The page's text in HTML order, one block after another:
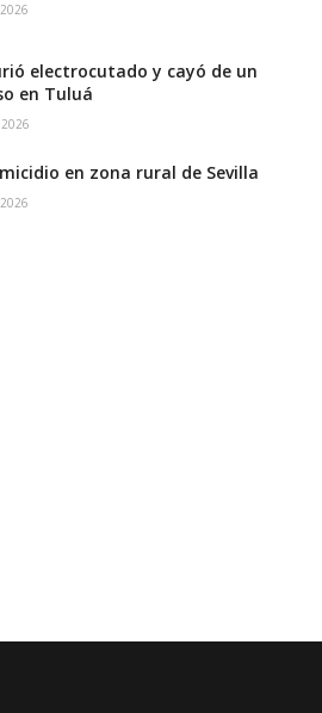
electrocutado y cayó de un
en Tuluá
en zona rural de Sevilla